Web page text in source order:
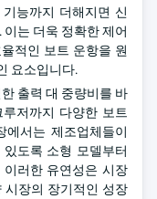
능까지 더해지면 신
는 더욱 정확한 제어
적인 보트 운항을 원
요소입니다.
출력 대 중량비를 바
저까지 다양한 보트
에서는 제조업체들이
도록 소형 모델부터
러한 유연성은 시장
시장의 장기적인 성장